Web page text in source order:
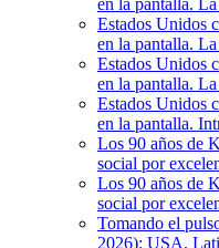
en la pantalla.
Estados Unidos
en la pantalla.
Estados Unidos
en la pantalla.
Estados Unidos
en la pantalla.
Los 90 años de
social por
Los 90 años de
social por
Tomando el
2026): USA,